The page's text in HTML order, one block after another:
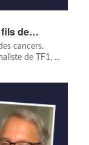
fils de…
cancers.
de TF1, ...